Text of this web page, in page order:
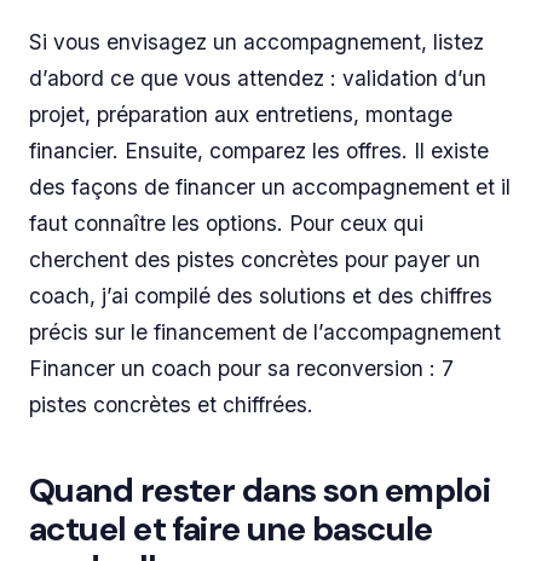
Si vous envisagez un accompagnement, listez
d’abord ce que vous attendez : validation d’un
projet, préparation aux entretiens, montage
financier. Ensuite, comparez les offres. Il existe
des façons de financer un accompagnement et il
faut connaître les options. Pour ceux qui
cherchent des pistes concrètes pour payer un
coach, j’ai compilé des solutions et des chiffres
précis sur le financement de l’accompagnement
Financer un coach pour sa reconversion : 7
pistes concrètes et chiffrées.
Quand rester dans son emploi
actuel et faire une bascule